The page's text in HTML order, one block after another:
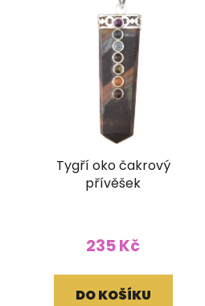
Tygří oko čakrový
přívěšek
235 Kč
DO KOŠÍKU